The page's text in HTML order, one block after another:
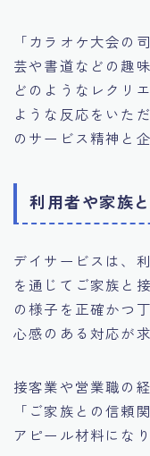
「カラオケ大会の
芸や書道などの趣
どのようなレクリ
ような反応をいた
のサービス精神と
利用者や家族
デイサービスは、
を通じてご家族と
の様子を正確かつ
心感のある対応が
接客業や営業職の
「ご家族との信頼
アピール材料になり